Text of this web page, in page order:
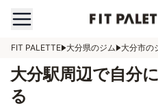
FIT PALETTE 大分県のジム 大分市の
大分駅周辺で自分
る